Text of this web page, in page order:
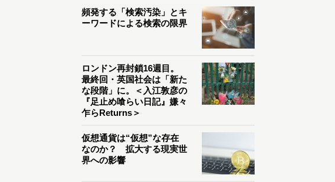
頻発する「検索汚染」とキ
ーワードによる検索の限界
ロンドン再封鎖16週目。
最終回・英国社会は「新た
な段階」に。＜入江敦彦の
『足止め喰らい日記』嫌々
乍らReturns＞
仮想通貨は“仮想”な存在
なのか？ 拡大する現実世
界への影響